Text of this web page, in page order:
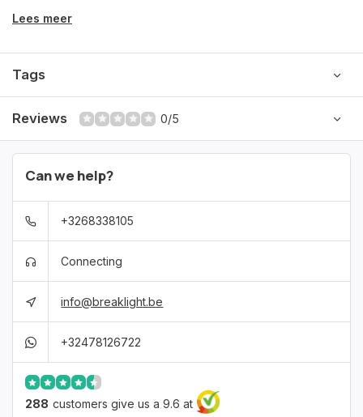
Lees meer
Tags
Reviews 0/5
Can we help?
+3268338105
Connecting
info@breaklight.be
+32478126722
288 customers give us a 9.6 at